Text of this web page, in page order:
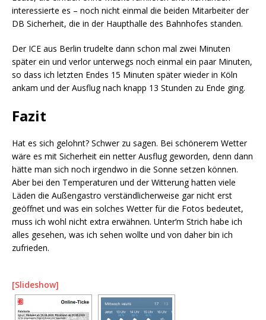
interessierte es – noch nicht einmal die beiden Mitarbeiter der
DB Sicherheit, die in der Haupthalle des Bahnhofes standen.
Der ICE aus Berlin trudelte dann schon mal zwei Minuten
später ein und verlor unterwegs noch einmal ein paar Minuten,
so dass ich letzten Endes 15 Minuten später wieder in Köln
ankam und der Ausflug nach knapp 13 Stunden zu Ende ging.
Fazit
Hat es sich gelohnt? Schwer zu sagen. Bei schönerem Wetter
wäre es mit Sicherheit ein netter Ausflug geworden, denn dann
hätte man sich noch irgendwo in die Sonne setzen können.
Aber bei den Temperaturen und der Witterung hatten viele
Läden die Außengastro verständlicherweise gar nicht erst
geöffnet und was ein solches Wetter für die Fotos bedeutet,
muss ich wohl nicht extra erwähnen. Unter’m Strich habe ich
alles gesehen, was ich sehen wollte und von daher bin ich
zufrieden.
[Slideshow]